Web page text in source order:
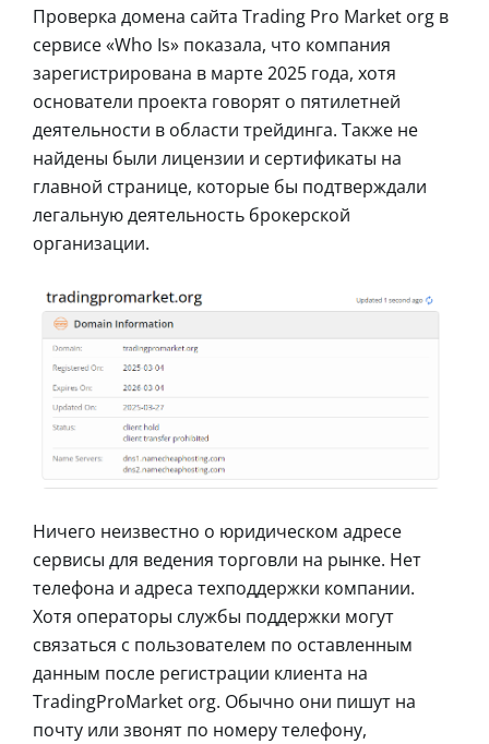
Проверка домена сайта Trading Pro Market org в
сервисе «Who Is» показала, что компания
зарегистрирована в марте 2025 года, хотя
основатели проекта говорят о пятилетней
деятельности в области трейдинга. Также не
найдены были лицензии и сертификаты на
главной странице, которые бы подтверждали
легальную деятельность брокерской
организации.
Ничего неизвестно о юридическом адресе
сервисы для ведения торговли на рынке. Нет
телефона и адреса техподдержки компании.
Хотя операторы службы поддержки могут
связаться с пользователем по оставленным
данным после регистрации клиента на
TradingProMarket org. Обычно они пишут на
почту или звонят по номеру телефону,